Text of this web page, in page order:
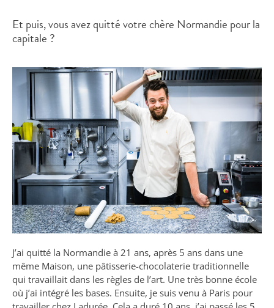
Et puis, vous avez quitté votre chère Normandie pour la
capitale ?
J’ai quitté la Normandie à 21 ans, après 5 ans dans une
même Maison, une pâtisserie-chocolaterie traditionnelle
qui travaillait dans les règles de l’art. Une très bonne école
où j’ai intégré les bases. Ensuite, je suis venu à Paris pour